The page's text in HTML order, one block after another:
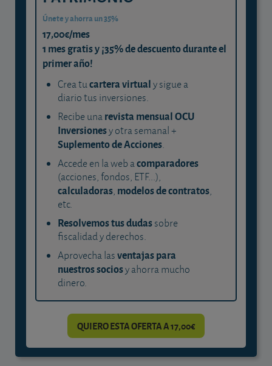
Únete y ahorra un 35%
17,00€/mes
1 mes gratis y ¡35% de descuento durante el
primer año!
Crea tucartera virtualy sigue a
diario tus inversiones.
Recibe unarevista mensual OCU
Inversionesy otra semanal +
Suplemento de Acciones.
Accede en la web acomparadores
(acciones, fondos, ETF...),
calculadoras, modelos de contratos,
etc.
Resolvemos tus dudassobre
fiscalidad y derechos.
Aprovecha lasventajas para
nuestros sociosy ahorra mucho
dinero.
QUIERO ESTA OFERTA A 17,00€